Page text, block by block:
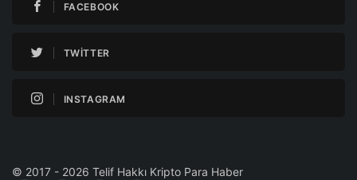
FACEBOOK
TWITTER
INSTAGRAM
© 2017 - 2026 Telif Hakkı Kripto Para Haber